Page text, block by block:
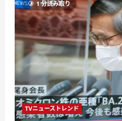
1 分読み取り
TVニューストレンド